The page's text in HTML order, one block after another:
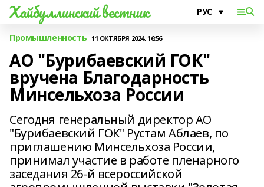
Хайбуллинский вестник
Промышленность 11 ОКТЯБРЯ 2024, 16:56
АО "Бурибаевский ГОК"
вручена Благодарность
Минсельхоза России
Сегодня генеральный директор АО
"Бурибаевский ГОК" Рустам Аблаев, по
приглашению Минсельхоза России,
принимал участие в работе пленарного
заседания 26-й всероссийской